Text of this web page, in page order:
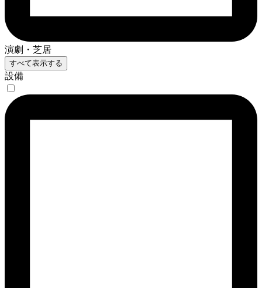
演劇・芝居
すべて表示する
設備